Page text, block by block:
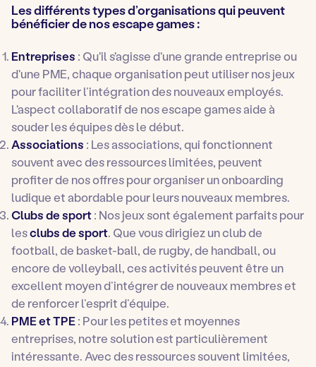
Les différents types d’organisations qui peuvent
bénéficier de nos escape games :
Entreprises : Qu'il s'agisse d'une grande entreprise ou
d'une PME, chaque organisation peut utiliser nos jeux
pour faciliter l’intégration des nouveaux employés.
L'aspect collaboratif de nos escape games aide à
souder les équipes dès le début.
Associations : Les associations, qui fonctionnent
souvent avec des ressources limitées, peuvent
profiter de nos offres pour organiser un onboarding
ludique et abordable pour leurs nouveaux membres.
Clubs de sport: Nos jeux sont également parfaits pour
lesclubs de sport. Que vous dirigiez un club de
football, de basket-ball, de rugby, de handball, ou
encore de volleyball, ces activités peuvent être un
excellent moyen d’intégrer de nouveaux membres et
de renforcer l’esprit d’équipe.
PME et TPE: Pour les petites et moyennes
entreprises, notre solution est particulièrement
intéressante. Avec des ressources souvent limitées,